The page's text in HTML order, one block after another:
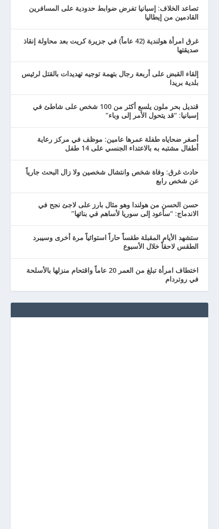
تصاعد الخلاف: إسبانيا تفرض ضوابط حدودية على المسافرين
القادمين من إيطاليا
غرق امرأة هولندية (42 عاماً) في جزيرة كريت بعد محاولة إنقاذ
صديقتها
إلقاء القبض على أربعة رجال بتهمة توجيه تهديدات بالقتل لرئيس
بلدية بريدا
قنديل بحر ملون يلسع أكثر من 100 شخص على شاطئ في
إسبانيا: “قد يتحول الأمر إلى وباء”
أصغر ضحاياه طفلة عمرها عامين: موظف في مركز رعاية
أطفال مشتبه به بالاعتداء الجنسي على 14 طفل
حادث غرق: وفاة شخص وانتشال شخصين ولا زال البحث جارياً
عن شخص رابع
حسن الحسن من هولندا وهو مثال بارز على لاجئ نجح في
الاندماج: “سأعود إلى سوريا لأساهم في بنائها”
ستشهد الأيام المقبلة طقساً حاراً استوائياً مرة أخرى وسيبرد
الطقس لاحقاً خلال الأسبوع
اختطاف امرأة تبلغ من العمر 20 عاماً واقتحام منزلها بالأسلحة
في روتردام